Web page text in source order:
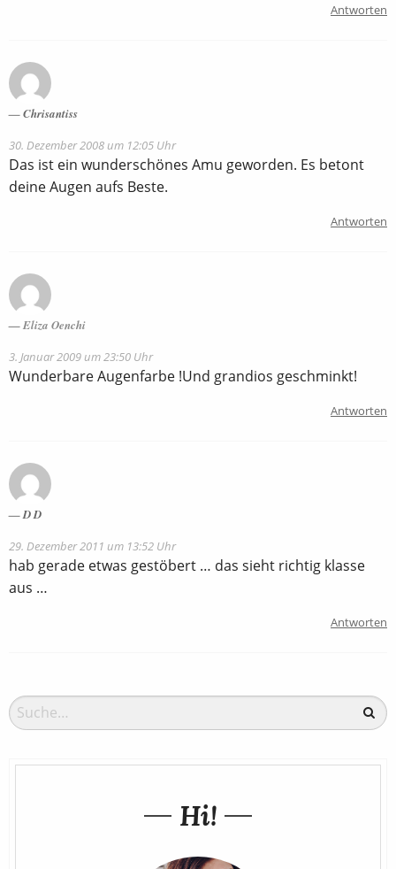
Antworten
Chrisantiss
30. Dezember 2008 um 12:05 Uhr
Das ist ein wunderschönes Amu geworden. Es betont
deine Augen aufs Beste.
Antworten
Eliza Oenchi
3. Januar 2009 um 23:50 Uhr
Wunderbare Augenfarbe !Und grandios geschminkt!
Antworten
D D
29. Dezember 2011 um 13:52 Uhr
hab gerade etwas gestöbert … das sieht richtig klasse
aus …
Antworten
Hi!